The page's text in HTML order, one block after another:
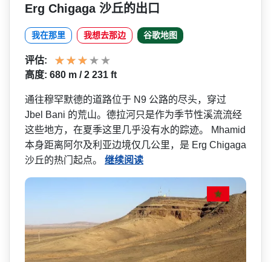
Erg Chigaga 沙丘的出口
我在那里 我想去那边 谷歌地图
评估:
高度: 680 m / 2 231 ft
通往穆罕默德的道路位于 N9 公路的尽头，穿过
Jbel Bani 的荒山。德拉河只是作为季节­性溪流流经
这些地方，在夏季这里几乎没有水的踪迹。 Mhamid
本身距离阿尔及利亚边境仅几公里，是 Erg Chigaga
沙丘的热门起点。 继续阅读